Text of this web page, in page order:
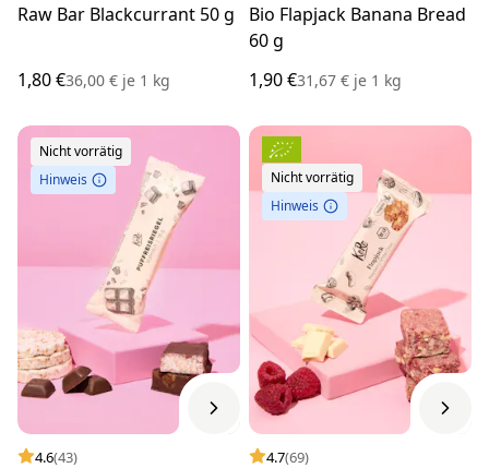
Raw Bar Blackcurrant 50 g
1,80 €36,00 € je 1 kg
Bio Flapjack Banana Bread
60 g
1,90 €31,67 € je 1 kg
Nicht vorrätig
Hinweis
4.6(43)
Nicht vorrätig
Hinweis
4.7(69)